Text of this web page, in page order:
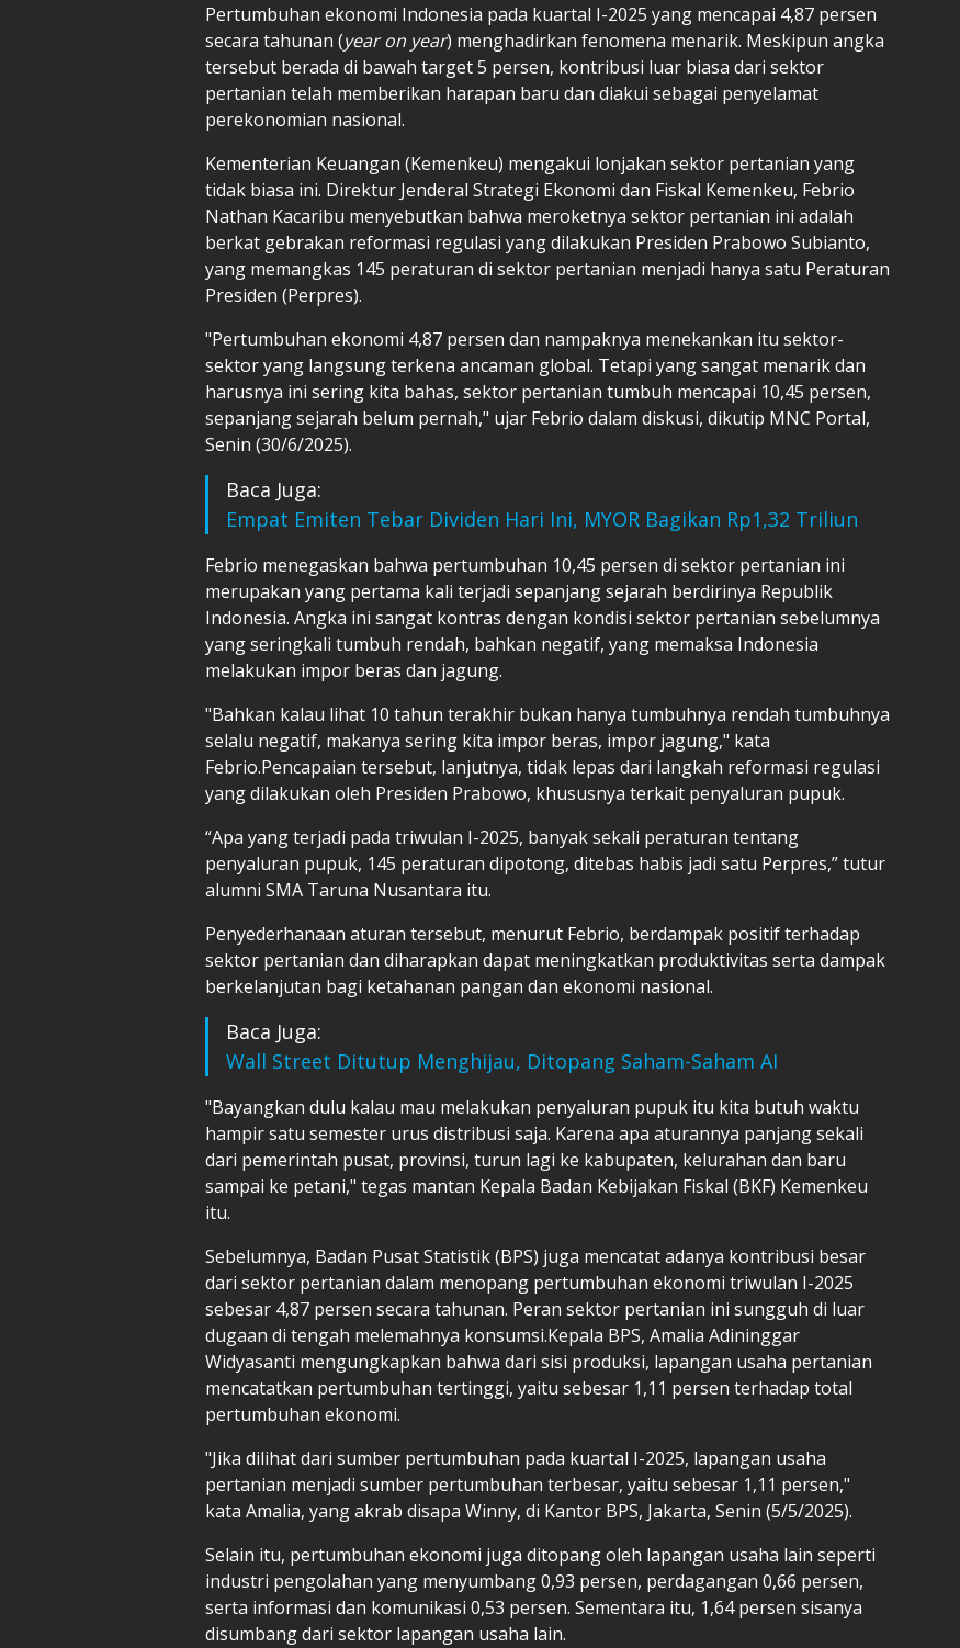
Pertumbuhan ekonomi Indonesia pada kuartal I-2025 yang mencapai 4,87 persen
secara tahunan (year on year) menghadirkan fenomena menarik. Meskipun angka
tersebut berada di bawah target 5 persen, kontribusi luar biasa dari sektor
pertanian telah memberikan harapan baru dan diakui sebagai penyelamat
perekonomian nasional.
Kementerian Keuangan (Kemenkeu) mengakui lonjakan sektor pertanian yang
tidak biasa ini. Direktur Jenderal Strategi Ekonomi dan Fiskal Kemenkeu, Febrio
Nathan Kacaribu menyebutkan bahwa meroketnya sektor pertanian ini adalah
berkat gebrakan reformasi regulasi yang dilakukan Presiden Prabowo Subianto,
yang memangkas 145 peraturan di sektor pertanian menjadi hanya satu Peraturan
Presiden (Perpres).
"Pertumbuhan ekonomi 4,87 persen dan nampaknya menekankan itu sektor-
sektor yang langsung terkena ancaman global. Tetapi yang sangat menarik dan
harusnya ini sering kita bahas, sektor pertanian tumbuh mencapai 10,45 persen,
sepanjang sejarah belum pernah," ujar Febrio dalam diskusi, dikutip MNC Portal,
Senin (30/6/2025).
Baca Juga:
Empat Emiten Tebar Dividen Hari Ini, MYOR Bagikan Rp1,32 Triliun
Febrio menegaskan bahwa pertumbuhan 10,45 persen di sektor pertanian ini
merupakan yang pertama kali terjadi sepanjang sejarah berdirinya Republik
Indonesia. Angka ini sangat kontras dengan kondisi sektor pertanian sebelumnya
yang seringkali tumbuh rendah, bahkan negatif, yang memaksa Indonesia
melakukan impor beras dan jagung.
"Bahkan kalau lihat 10 tahun terakhir bukan hanya tumbuhnya rendah tumbuhnya
selalu negatif, makanya sering kita impor beras, impor jagung," kata
Febrio.Pencapaian tersebut, lanjutnya, tidak lepas dari langkah reformasi regulasi
yang dilakukan oleh Presiden Prabowo, khususnya terkait penyaluran pupuk.
“Apa yang terjadi pada triwulan I-2025, banyak sekali peraturan tentang
penyaluran pupuk, 145 peraturan dipotong, ditebas habis jadi satu Perpres,” tutur
alumni SMA Taruna Nusantara itu.
Penyederhanaan aturan tersebut, menurut Febrio, berdampak positif terhadap
sektor pertanian dan diharapkan dapat meningkatkan produktivitas serta dampak
berkelanjutan bagi ketahanan pangan dan ekonomi nasional.
Baca Juga:
Wall Street Ditutup Menghijau, Ditopang Saham-Saham AI
"Bayangkan dulu kalau mau melakukan penyaluran pupuk itu kita butuh waktu
hampir satu semester urus distribusi saja. Karena apa aturannya panjang sekali
dari pemerintah pusat, provinsi, turun lagi ke kabupaten, kelurahan dan baru
sampai ke petani," tegas mantan Kepala Badan Kebijakan Fiskal (BKF) Kemenkeu
itu.
Sebelumnya, Badan Pusat Statistik (BPS) juga mencatat adanya kontribusi besar
dari sektor pertanian dalam menopang pertumbuhan ekonomi triwulan I-2025
sebesar 4,87 persen secara tahunan. Peran sektor pertanian ini sungguh di luar
dugaan di tengah melemahnya konsumsi.Kepala BPS, Amalia Adininggar
Widyasanti mengungkapkan bahwa dari sisi produksi, lapangan usaha pertanian
mencatatkan pertumbuhan tertinggi, yaitu sebesar 1,11 persen terhadap total
pertumbuhan ekonomi.
"Jika dilihat dari sumber pertumbuhan pada kuartal I-2025, lapangan usaha
pertanian menjadi sumber pertumbuhan terbesar, yaitu sebesar 1,11 persen,"
kata Amalia, yang akrab disapa Winny, di Kantor BPS, Jakarta, Senin (5/5/2025).
Selain itu, pertumbuhan ekonomi juga ditopang oleh lapangan usaha lain seperti
industri pengolahan yang menyumbang 0,93 persen, perdagangan 0,66 persen,
serta informasi dan komunikasi 0,53 persen. Sementara itu, 1,64 persen sisanya
disumbang dari sektor lapangan usaha lain.